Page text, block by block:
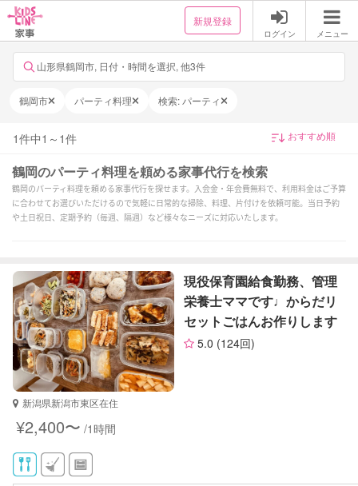
新規登録
ログイン メニュー
山形県鶴岡市, 日付・時間を選択, 他3件
鶴岡市 パーティ料理 検索: パーティ
1件中1 ～ 1件
鶴岡のパーティ料理を頼める家事代行を検索
鶴岡のパーティ料理を頼める家事代行を探せます。入会金・年会費無料で、利用料金はご予算
に合わせてお選びいただけるので気軽に日常的な掃除、料理、片付けを依頼可能。当日予約
や土日祝日、定期予約（毎週、隔週）など様々なニーズに対応いたします。
現役保育園給食勤務、管理
栄養士ママです♩からだリ
セットごはんお作りします
5.0 (124回)
新潟県新潟市東区在住
¥2,400〜 /1時間